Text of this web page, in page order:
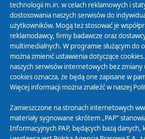
29 30 31 01 02
Polityka Prywatności
Zasady korzystania z Serwisu
Organizacje Pożytku Publicznego
Cyfryzacja DAB+
Polityka ochrony danych osobowych
Abonament
technologii m.in. w celach reklamowych i
dostosowania naszych serwisów do
użytkowników. Mogą też stosować je
reklamodawcy, firmy badawcze oraz
multimedialnych. W programie służącym do
można zmienić ustawienia dotyczące
naszych serwisów internetowych bez
cookies oznacza, że będą one zapisane w
Więcej informacji można znaleźć w naszej
Zamieszczone na stronach internetowych
materiały sygnowane skrótem „PAP”
Informacyjnych PAP, będących bazą